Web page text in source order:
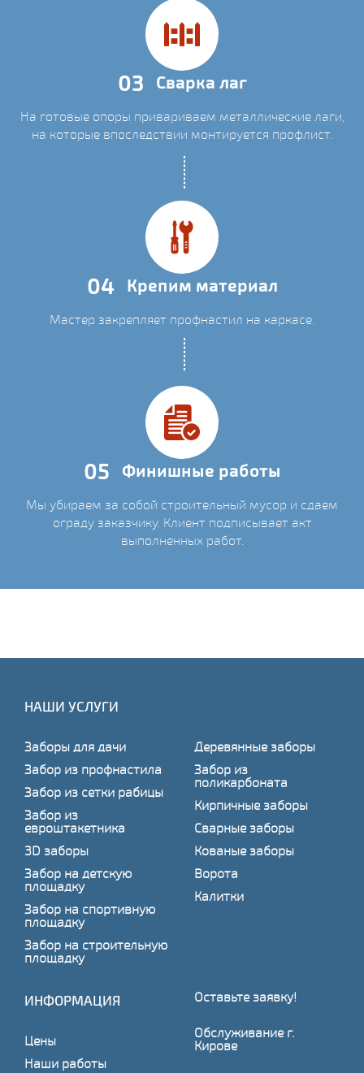
03 Сварка лаг
На готовые опоры привариваем металлические лаги,
на которые впоследствии монтируется профлист.
04 Крепим материал
Мастер закрепляет профнастил на каркасе.
05 Финишные работы
Мы убираем за собой строительный мусор и сдаем
ограду заказчику. Клиент подписывает акт
выполненных работ.
НАШИ УСЛУГИ
Заборы для дачи
Забор из профнастила
Забор из сетки рабицы
Забор из
евроштакетника
3D заборы
Забор на детскую
площадку
Забор на спортивную
площадку
Забор на строительную
площадку
Деревянные заборы
Забор из
поликарбоната
Кирпичные заборы
Сварные заборы
Кованые заборы
Ворота
Калитки
ИНФОРМАЦИЯ
Цены
Наши работы
Оставьте заявку!
Обслуживание г.
Кирове